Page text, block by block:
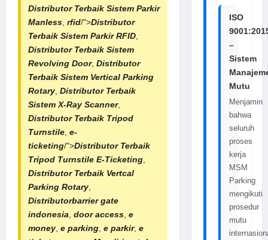
Distributor Terbaik Sistem Parkir
Manless rfid/">Distributor
Terbaik Sistem Parkir RFID
Distributor Terbaik Sistem
Revolving Door, Distributor
Terbaik Sistem Vertical Parking
Rotary Distributor Terbaik
Sistem X-Ray Scanner,
Distributor Terbaik Tripod
Turnstile e-
ticketing/">Distributor Terbaik
Tripod Turnstile E-Ticketing
Distributor Terbaik Vertcal
Parking Rotary
Distributorbarrier gate
indonesia door access e
money e parking e parkir, e
ISO
–
Sistem
Mutu
Menjamin
bahwa
seluruh
proses
kerja
MSM
Parking
mengikuti
prosedur
mutu